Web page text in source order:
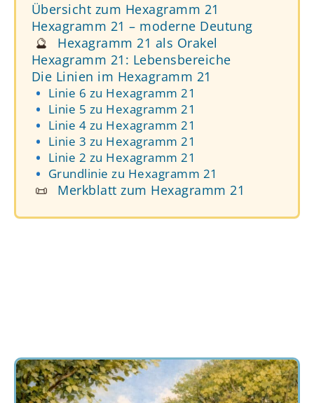
Übersicht zum Hexagramm 21
Hexagramm 21 – moderne Deutung
🔮
Hexagramm 21 als Orakel
Hexagramm 21: Lebensbereiche
Die Linien im Hexagramm 21
Linie 6 zu Hexagramm 21
Linie 5 zu Hexagramm 21
Linie 4 zu Hexagramm 21
Linie 3 zu Hexagramm 21
Linie 2 zu Hexagramm 21
Grundlinie zu Hexagramm 21
📜 Merkblatt zum Hexagramm 21